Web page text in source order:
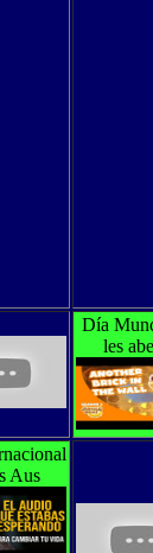
Día
les
Aus